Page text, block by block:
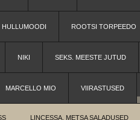
HULLUMOODI ROOTSI TORPEEDO
NIKI SEKS. MEESTE JUTUD
MARCELLO MIO VIIRASTUSED
LINCESSA. METSA SALADUSED